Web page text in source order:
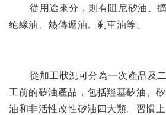
從用途來分，則有阻尼矽油、
絕緣油、熱傳遞油、刹車油等。
從加工狀況可分為一次產品及
工前的矽油產品，包括羥基矽油、
油和非活性改性矽油四大類。習慣